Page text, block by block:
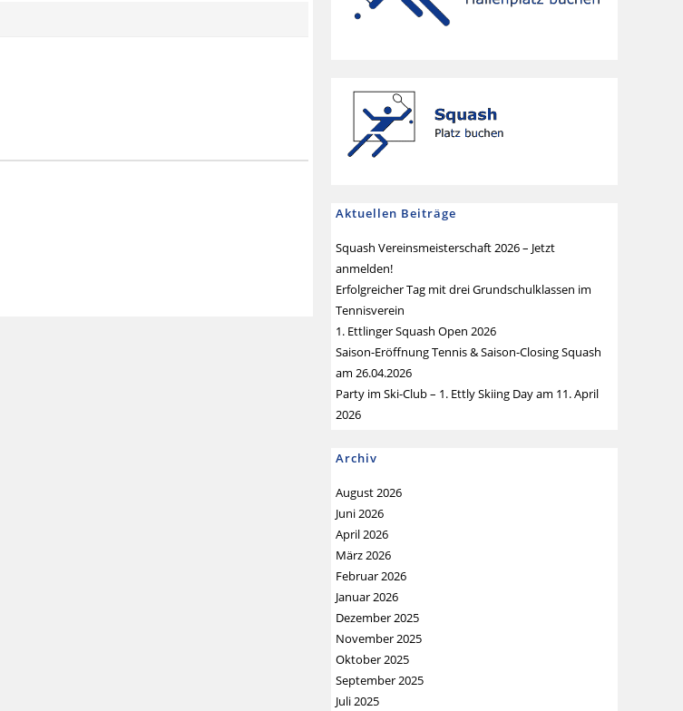
Aktuellen Beiträge
Squash Vereinsmeisterschaft 2026 – Jetzt
anmelden!
Erfolgreicher Tag mit drei Grundschulklassen im
Tennisverein
1. Ettlinger Squash Open 2026
Saison-Eröffnung Tennis & Saison-Closing Squash
am 26.04.2026
Party im Ski-Club – 1. Ettly Skiing Day am 11. April
2026
Archiv
August 2026
Juni 2026
April 2026
März 2026
Februar 2026
Januar 2026
Dezember 2025
November 2025
Oktober 2025
September 2025
Juli 2025